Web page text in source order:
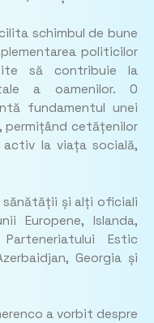
schimbul de bune
politicilor
să contribuie la
a oamenilor. O
fundamentul unei
permițând cetățenilor
la viața socială,
sănătății și alți oficiali
Europene, Islanda,
Estic
Georgia și
a vorbit despre